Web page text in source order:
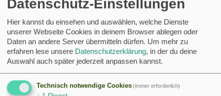
legte sich seine Unruhe aber.
LG
Nistk. : 39 (alle mit
)
erw.: 54, angek.: 60
Brutpaare :30
60
Adoptivküken:11
Datenschutz-Einstellungen
Hier kannst du einsehen und auswählen, welche Dienste
unserer Webseite Cookies in deinem Browser ablegen oder
Daten an andere Server übermitteln dürfen. Um mehr zu
erfahren lese unsere Datenschutzerklärung, in der du deine
Auswahl auch später jederzeit anpassen kannst.
Technisch notwendige Cookies(immer erforderlich)